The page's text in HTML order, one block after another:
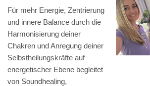
Für mehr Energie, Zentrierung
und innere Balance durch die
Harmonisierung deiner
Chakren und Anregung deiner
Selbstheilungskräfte auf
energetischer Ebene begleitet
von Soundhealing,